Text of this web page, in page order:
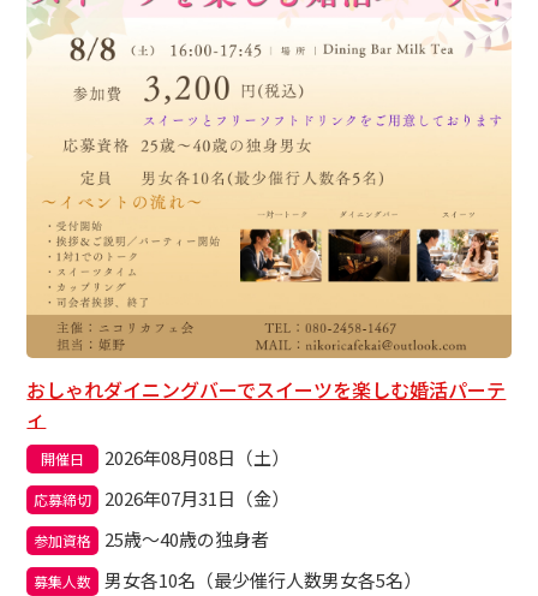
おしゃれダイニングバーでスイーツを楽しむ婚活パーテ
ィ
開催日 2026年08月08日（土）
応募締切 2026年07月31日（金）
参加資格 25歳～40歳の独身者
募集人数
男女各10名（最少催行人数男女各5名）